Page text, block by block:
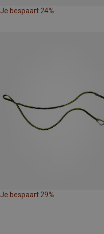
Je bespaart 24%
Je bespaart 29%